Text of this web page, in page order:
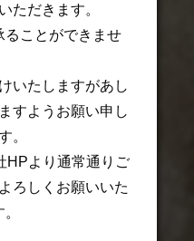
ただきます。
ることができませ
いたしますがあし
すようお願い申し
。
HPより通常通りご
ろしくお願いいた